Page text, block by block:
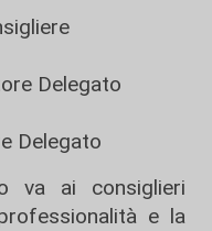
Delegato
Delegato
va ai consiglieri
e la